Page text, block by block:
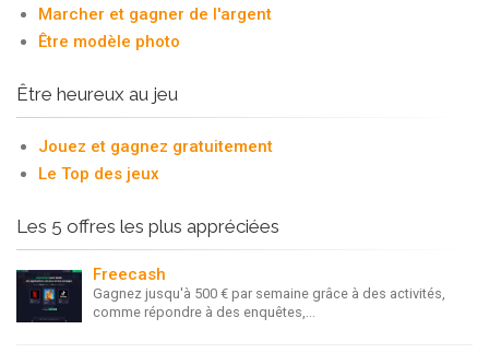
Marcher et gagner de l'argent
Être modèle photo
Être heureux au jeu
Jouez et gagnez gratuitement
Le Top des jeux
Les 5 offres les plus appréciées
Freecash
Gagnez jusqu'à 500 € par semaine grâce à des activités,
comme répondre à des enquêtes,...